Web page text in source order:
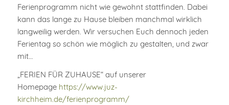
Ferienprogramm nicht wie gewohnt stattfinden. Dabei
kann das lange zu Hause bleiben manchmal wirklich
langweilig werden. Wir versuchen Euch dennoch jeden
Ferientag so schön wie möglich zu gestalten, und zwar
mit…
„FERIEN FÜR ZUHAUSE“auf unserer
Homepage https://www.juz-
kirchheim.de/ferienprogramm/